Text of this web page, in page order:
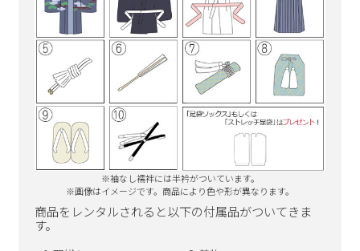
※袖なし襦袢には半衿がついています。
※画像はイメージです。商品により色や形が異なります。
商品をレンタルされると以下の付属品がついてきま
す。